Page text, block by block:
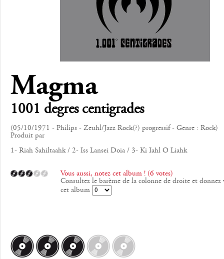
Magma
1001 degres centigrades
(05/10/1971 - Philips - Zeuhl/Jazz Rock(?) progressif - Genre : Rock)
Produit par
1- Riah Sahiltaahk / 2- Iss Lansei Doia / 3- Ki Iahl O Liahk
Vous aussi, notez cet album ! (6 votes)
Consultez le barème de la colonne de droite et donnez
cet album